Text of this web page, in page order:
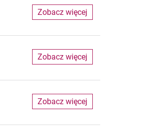
Zobacz więcej
Zobacz więcej
Zobacz więcej